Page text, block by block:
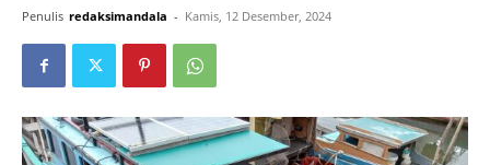
Penulis redaksimandala - Kamis, 12 Desember, 2024